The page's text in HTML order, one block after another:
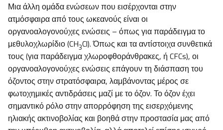
Μια άλλη ομάδα ενώσεων που εισέρχονται στην
ατμόσφαιρα από τους ωκεανούς είναι οι
οργανοαλογονούχες ενώσεις – όπως για παράδειγμα το
μεθυλοχλωρίδιο (CH3Cl). Όπως και τα αντίστοιχα συνθετικά
τους (για παράδειγμα χλωροφθοράνθρακες, ή CFCs), οι
οργανοαλογονούχες ενώσεις επάγουν τη διάσπαση του
όζοντος στην στρατόσφαιρα, λαμβάνοντας μέρος σε
φωτοχημικές αντιδράσεις μαζί με το όζον. Το όζον έχει
σημαντικό ρόλο στην απορρόφηση της εισερχόμενης
ηλιακής ακτινοβολίας και βοηθά στην προστασία μας από